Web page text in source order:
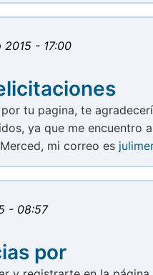
2015 - 17:00
tu pagina, te
ya que me encuentro
mi correo es
- 08:57
por